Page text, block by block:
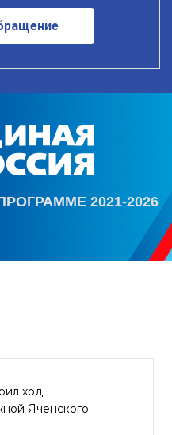
2021-2026
ход
Яченского